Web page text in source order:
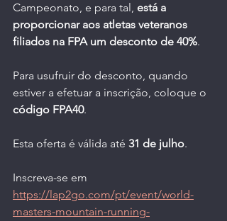
Campeonato, e para tal, está a
proporcionar aos atletas veteranos
filiados na FPA um desconto de 40%.
Para usufruir do desconto, quando
estiver a efetuar a inscrição, coloque o
código FPA40.
Esta oferta é válida até 31 de julho.
Inscreva-se em
https://lap2go.com/pt/event/world-
masters-mountain-running-